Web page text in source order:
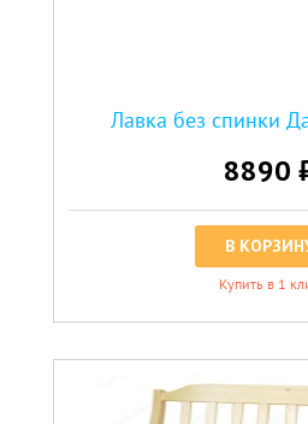
Лавка без спинки
8890
В
Купить в 1